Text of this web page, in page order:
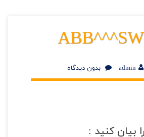
admin بدون دیدگاه
بیان کنید :